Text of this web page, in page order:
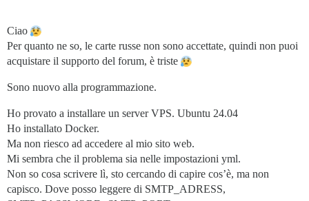
Ciao
Per quanto ne so, le carte russe non sono accettate, quindi non puoi
acquistare il supporto del forum, è triste
Sono nuovo alla programmazione.
Ho provato a installare un server VPS. Ubuntu 24.04
Ho installato Docker.
Ma non riesco ad accedere al mio sito web.
Mi sembra che il problema sia nelle impostazioni yml.
Non so cosa scrivere lì, sto cercando di capire cos’è, ma non
capisco. Dove posso leggere di SMTP_ADRESS,